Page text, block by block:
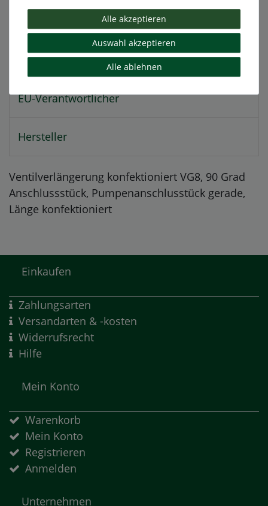
Weitere Details
EU-Verantwortlicher
Hersteller
Ventilverlängerung konfektioniert VG8, 90 Grad
Anschlussstück, Pumpenanschlusstück gerade,
Länge konfektioniert
Einkaufen
Zahlungsarten
Versandarten & -kosten
Widerrufsrecht
Hilfe
Mein Konto
Warenkorb
Mein Konto
Registrieren
Anmelden
Unternehmen
Alle akzeptieren
Auswahl akzeptieren
Alle ablehnen